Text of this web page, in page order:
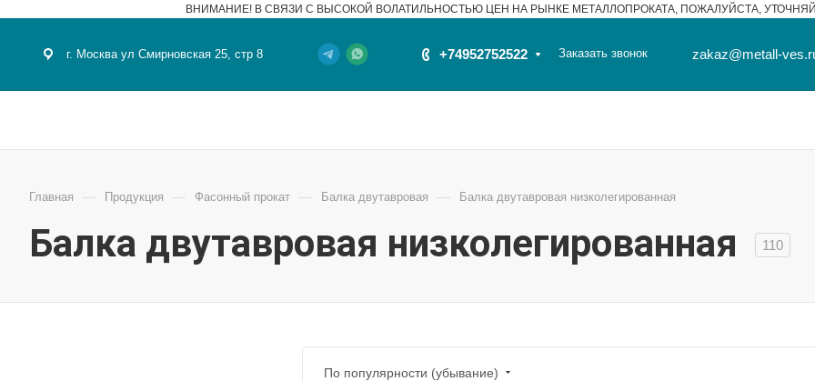
ВНИМАНИЕ! В СВЯЗИ С ВЫСОКОЙ ВОЛАТИЛЬНОСТЬЮ ЦЕН НА РЫНКЕ МЕТАЛЛОПРОКАТА, ПОЖАЛУЙСТА,
г. Москва ул Смирновская 25, стр 8 +74952752522 Заказать звонок zakaz@metall-
Главная — Продукция — Фасонный прокат — Балка двутавровая — Балка двутавровая низколегированная
Балка двутавровая низколегированная 110
По популярности (убывание)